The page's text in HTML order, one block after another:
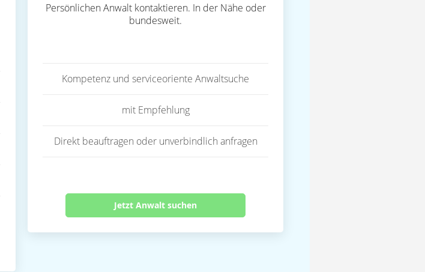
Persönlichen Anwalt kontaktieren. In der Nähe oder
bundesweit.
Kompetenz und serviceoriente Anwaltsuche
mit Empfehlung
Direkt beauftragen oder unverbindlich anfragen
Jetzt Anwalt suchen